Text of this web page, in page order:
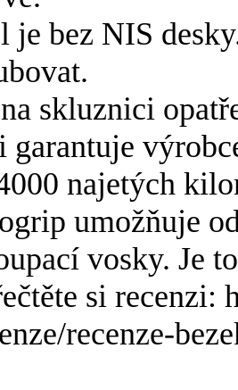
je bez NIS
skluznici
garantuje
najetých
umožňuje
vosky. Je
si recenzi:
recenze-